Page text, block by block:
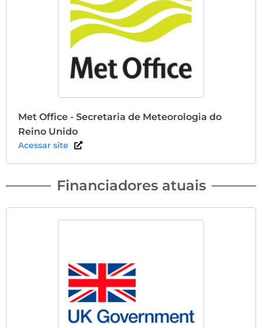
Met Office - Secretaria de Meteorologia do
Reino Unido
Acessar site
Financiadores atuais